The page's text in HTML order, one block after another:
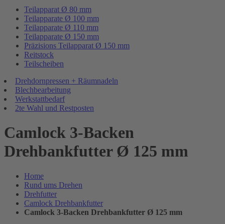
Teilapparat Ø 80 mm
Teilapparate Ø 100 mm
Teilapparate Ø 110 mm
Teilapparate Ø 150 mm
Präzisions Teilapparat Ø 150 mm
Reitstock
Teilscheiben
Drehdornpressen + Räumnadeln
Blechbearbeitung
Werkstattbedarf
2te Wahl und Restposten
Camlock 3-Backen
Drehbankfutter Ø 125 mm
Home
Rund ums Drehen
Drehfutter
Camlock Drehbankfutter
Camlock 3-Backen Drehbankfutter Ø 125 mm